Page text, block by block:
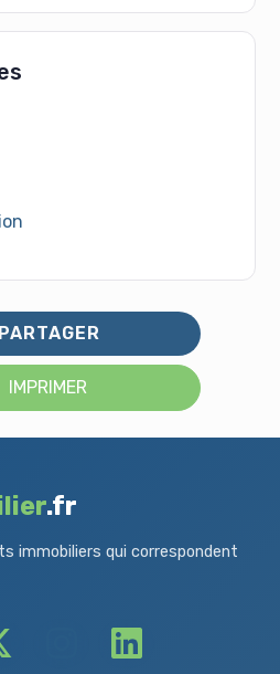
PARTAGER
IMPRIMER
.fr
immobiliers qui correspondent